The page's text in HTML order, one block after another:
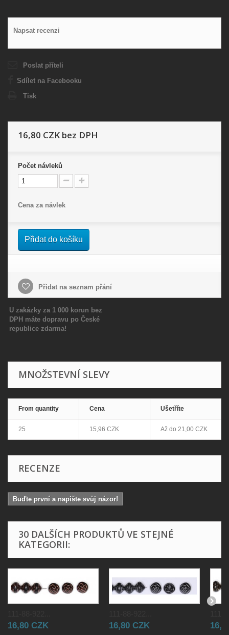
Napsat recenzi
Poslat příteli
Sdílet na Facebooku
Tisk
16,80 CZK bez DPH
Počet návleků
Cena za návlek
Přidat do košíku
Přidat na seznam přání
U zakázky za 1 000 korun bez
DPH máte dopravu po České
republice zdarma!
MNOŽSTEVNÍ SLEVY
From quantity Cena Ušetříte
25 15,96 CZK Až do 21,00 CZK
RECENZE
Buďte první a napište svůj názor!
30 DALŠÍCH PRODUKTŮ VE STEJNÉ
KATEGORII:
16,80 CZK 16,80 CZK